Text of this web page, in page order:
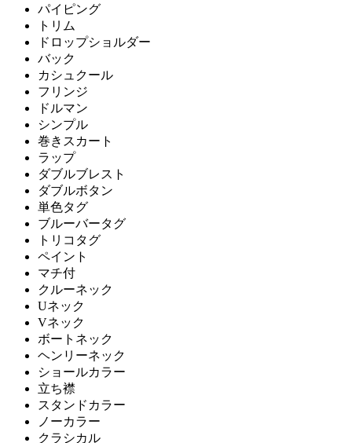
パイピング
トリム
ドロップショルダー
バック
カシュクール
フリンジ
ドルマン
シンプル
巻きスカート
ラップ
ダブルブレスト
ダブルボタン
単色タグ
ブルーバータグ
トリコタグ
ペイント
マチ付
クルーネック
Uネック
Vネック
ボートネック
ヘンリーネック
ショールカラー
立ち襟
スタンドカラー
ノーカラー
クラシカル